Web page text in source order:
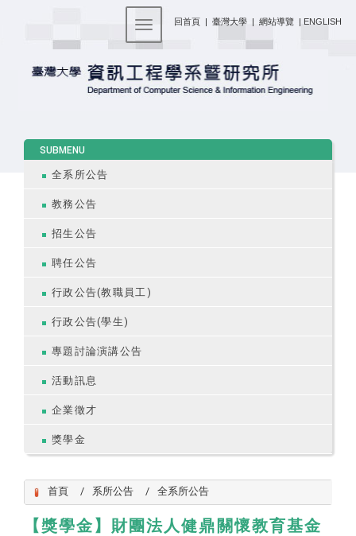
回首頁 | 臺灣大學 | 網站導覽 | ENGLISH
Toggle navigation
SUBMENU
全系所公告
教務公告
招生公告
聘任公告
行政公告(教職員工)
行政公告(學生)
專題討論演講公告
活動訊息
企業徵才
獎學金
首頁 系所公告 全系所公告
【獎學金】財團法人健鼎關懷教育基金